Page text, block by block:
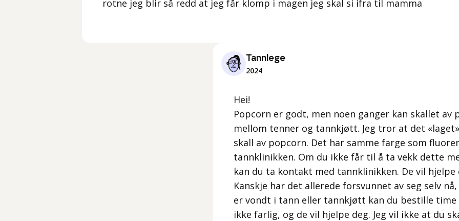
rotne jeg blir så redd at jeg får klomp i magen jeg skal si ifra til mamma
Tannlege
2024
Hei!
Popcorn er godt, men noen ganger kan skallet av
mellom tenner og tannkjøtt. Jeg tror at det
skall av popcorn. Det har samme farge som
tannklinikken. Om du ikke får til å ta vekk dette
kan du ta kontakt med tannklinikken. De vil
Kanskje har det allerede forsvunnet av seg selv
er vondt i tann eller tannkjøtt kan du bestille
ikke farlig, og de vil hjelpe deg. Jeg vil ikke at du